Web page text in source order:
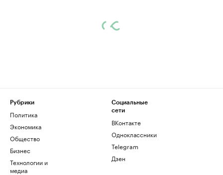
Рубрики
Политика
Экономика
Общество
Бизнес
Технологии и
медиа
Социальные
сети
ВКонтакте
Одноклассники
Telegram
Дзен